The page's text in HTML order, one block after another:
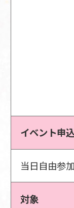
イベント申
当日自由参加
対象